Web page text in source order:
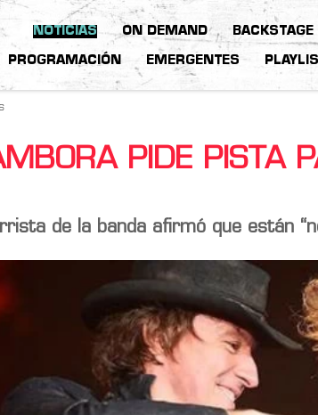
NOTICIAS ON DEMAND BACKSTAGE
PROGRAMACIÓN EMERGENTES
PIDE PISTA
de la banda afirmó que están